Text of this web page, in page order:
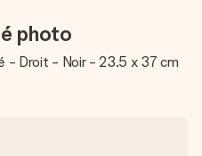
photo
- Droit - Noir - 23.5 x 37 cm